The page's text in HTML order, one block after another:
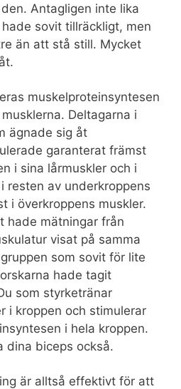
Antagligen inte lika
sovit tillräckligt, men
än att stå still. Mycket
muskelproteinsyntesen
Deltagarna i
ägnade sig åt
garanterat främst
i sina lårmuskler och i
resten av underkroppens
i överkroppens muskler.
hade mätningar från
visat på samma
som sovit för lite
hade tagit
som styrketränar
i kroppen och stimulerar
i hela kroppen.
dina biceps också.
är alltså effektivt för att